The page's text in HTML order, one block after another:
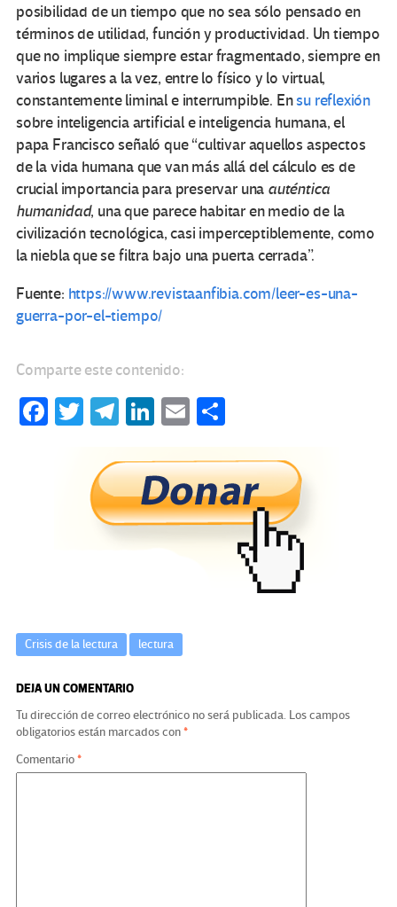
posibilidad de un tiempo que no sea sólo pensado en
términos de utilidad, función y productividad. Un tiempo
que no implique siempre estar fragmentado, siempre en
varios lugares a la vez, entre lo físico y lo virtual,
constantemente liminal e interrumpible. Ensu reflexión
sobre inteligencia artificial e inteligencia humana, el
papa Francisco señaló que “cultivar aquellos aspectos
de la vida humana que van más allá del cálculo es de
crucial importancia para preservar una auténtica
humanidad, una que parece habitar en medio de la
civilización tecnológica, casi imperceptiblemente, como
la niebla que se filtra bajo una puerta cerrada”.
Fuente: https://www.revistaanfibia.com/leer-es-una-
guerra-por-el-tiempo/
Comparte este contenido:
Fa T
tt
er
Te
gr
a
m
Li
ke
dI
n
E
ail m
p
ar
tir
Crisis de la lectura lectura
DEJA UN COMENTARIO
Tu dirección de correo electrónico no será publicada. Los campos
obligatorios están marcados con*
Comentario*